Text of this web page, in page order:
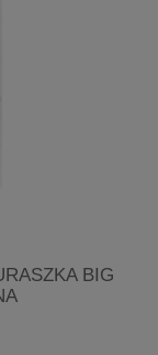
BIG